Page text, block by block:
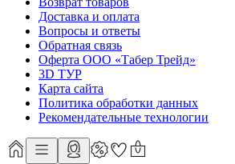
Доставка и оплата
Вопросы и ответы
Обратная связь
Оферта ООО «Табер Трейд»
3D ТУР
Карта сайта
Политика обработки данных
Рекомендательные технологии